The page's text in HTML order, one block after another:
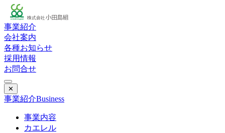
事業紹介
会社案内
各種お知らせ
採用情報
お問合せ
✕
事業紹介Business
事業内容
カエレル